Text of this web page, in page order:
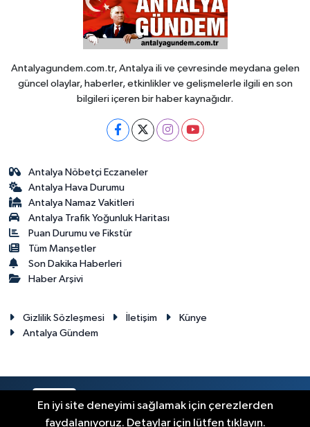
Antalyagundem.com.tr, Antalya ili ve çevresinde meydana gelen
güncel olaylar, haberler, etkinlikler ve gelişmelerle ilgili en son
bilgileri içeren bir haber kaynağıdır.
Antalya Nöbetçi Eczaneler
Antalya Hava Durumu
Antalya Namaz Vakitleri
Antalya Trafik Yoğunluk Haritası
Puan Durumu ve Fikstür
Tüm Manşetler
Son Dakika Haberleri
Haber Arşivi
Gizlilik Sözleşmesi İletişim
Künye
Antalya Gündem
En iyi site deneyimi sağlamak için çerezlerden
faydalanıyoruz. Detaylar için lütfen tıklayın.